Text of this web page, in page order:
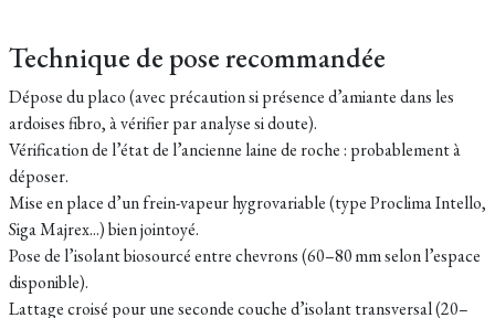
Technique de pose recommandée
Dépose du placo (avec précaution si présence d’amiante dans les
ardoises fibro, à vérifier par analyse si doute).
Vérification de l’état de l’ancienne laine de roche : probablement à
déposer.
Mise en place d’un frein-vapeur hygrovariable (type Proclima Intello,
Siga Majrex...) bien jointoyé.
Pose de l’isolant biosourcé entre chevrons (60–80 mm selon l’espace
disponible).
Lattage croisé pour une seconde couche d’isolant transversal (20–